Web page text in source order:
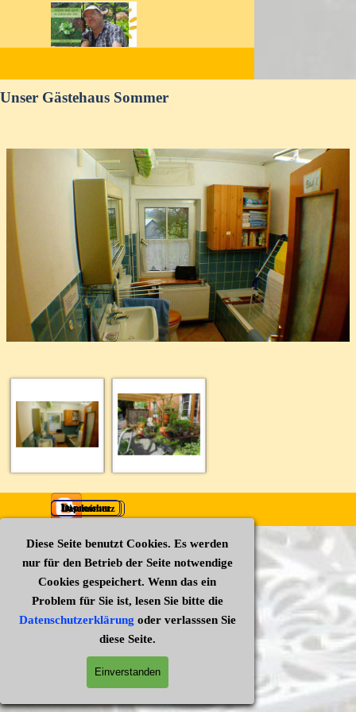
Diese Seite benutzt Cookies. Es werden
nur für den Betrieb der Seite notwendige
Cookies gespeichert. Wenn das ein
Problem für Sie ist, lesen Sie bitte die
Datenschutzerklärung oder verlasssen Sie
diese Seite.
Einverstanden
Direkt zum Seiteninhalt
Unser Gästehaus Sommer
Impressum
Disclaimer
Datenschutz